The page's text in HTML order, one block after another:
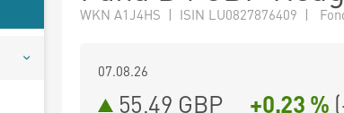
WKN A1J4HS | ISIN LU0827876409 |
07.08.26
55,49 GBP +0,23 % (